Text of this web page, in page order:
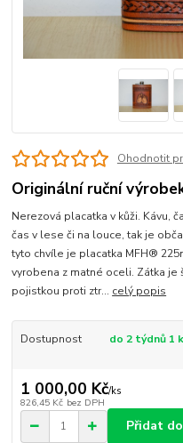
Ohodnotit
Originální ruční
Nerezová placatka v kůži. Kávu,
čas v lese či na louce, tak je
tyto chvíle je placatka MFH®
vyrobena z matné oceli. Zátka je
pojistkou proti ztr... celý popis
Dostupnost do 2 týdnů 1
1 000,00 Kč/ks
826,45 Kč bez DPH
Přidat